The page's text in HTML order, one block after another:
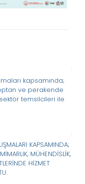
kapsamında;
ve perakende
temsilcileri ile
KAPSAMINDA;
MÜHENDİSLİK,
HİZMET